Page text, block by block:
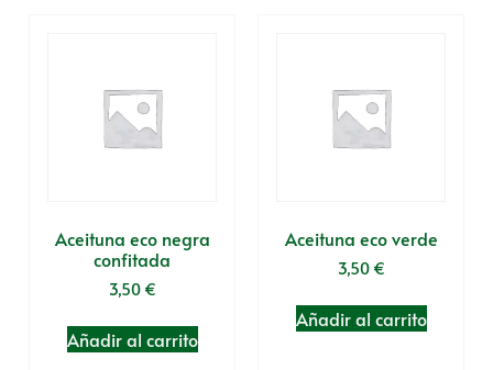
Aceituna eco negra
confitada
3,50 €
Añadir al carrito
Aceituna eco verde
3,50 €
Añadir al carrito